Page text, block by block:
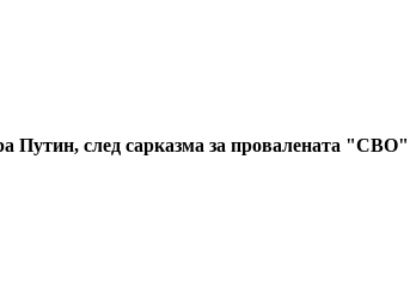
Путин, след сарказма за провалената